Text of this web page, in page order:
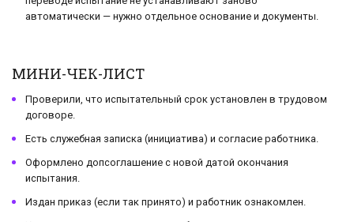
автоматически — нужно отдельное основание и документы.
МИНИ-ЧЕК-ЛИСТ
Проверили, что испытательный срок установлен в трудовом
договоре.
Есть служебная записка (инициатива) и согласие работника.
Оформлено допсоглашение с новой датой окончания
испытания.
Издан приказ (если так принято) и работник ознакомлен.